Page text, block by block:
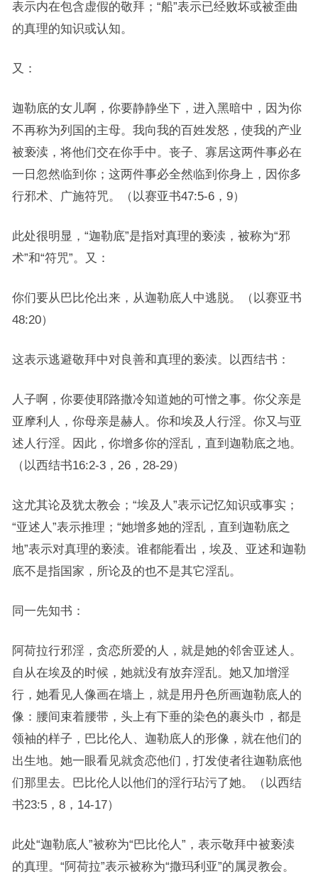
表示内在包含虚假的敬拜；“船”表示已经败坏或被歪曲
的真理的知识或认知。
又：
迦勒底的女儿啊，你要静静坐下，进入黑暗中，因为你
不再称为列国的主母。我向我的百姓发怒，使我的产业
被亵渎，将他们交在你手中。丧子、寡居这两件事必在
一日忽然临到你；这两件事必全然临到你身上，因你多
行邪术、广施符咒。（以赛亚书47:5-6，9）
此处很明显，“迦勒底”是指对真理的亵渎，被称为“邪
术”和“符咒”。又：
你们要从巴比伦出来，从迦勒底人中逃脱。（以赛亚书
48:20）
这表示逃避敬拜中对良善和真理的亵渎。以西结书：
人子啊，你要使耶路撒冷知道她的可憎之事。你父亲是
亚摩利人，你母亲是赫人。你和埃及人行淫。你又与亚
述人行淫。因此，你增多你的淫乱，直到迦勒底之地。
（以西结书16:2-3，26，28-29）
这尤其论及犹太教会；“埃及人”表示记忆知识或事实；
“亚述人”表示推理；“她增多她的淫乱，直到迦勒底之
地”表示对真理的亵渎。谁都能看出，埃及、亚述和迦勒
底不是指国家，所论及的也不是其它淫乱。
同一先知书：
阿荷拉行邪淫，贪恋所爱的人，就是她的邻舍亚述人。
自从在埃及的时候，她就没有放弃淫乱。她又加增淫
行，她看见人像画在墙上，就是用丹色所画迦勒底人的
像：腰间束着腰带，头上有下垂的染色的裹头巾，都是
领袖的样子，巴比伦人、迦勒底人的形像，就在他们的
出生地。她一眼看见就贪恋他们，打发使者往迦勒底他
们那里去。巴比伦人以他们的淫行玷污了她。（以西结
书23:5，8，14-17）
此处“迦勒底人”被称为“巴比伦人”，表示敬拜中被亵渎
的真理。“阿荷拉”表示被称为“撒玛利亚”的属灵教会。